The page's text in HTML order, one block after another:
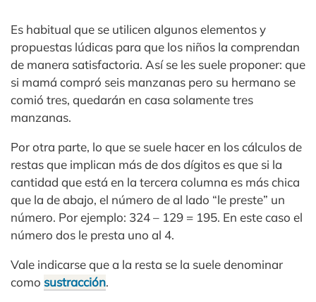
Es habitual que se utilicen algunos elementos y
propuestas lúdicas para que los niños la comprendan
de manera satisfactoria. Así se les suele proponer: que
si mamá compró seis manzanas pero su hermano se
comió tres, quedarán en casa solamente tres
manzanas.
Por otra parte, lo que se suele hacer en los cálculos de
restas que implican más de dos dígitos es que si la
cantidad que está en la tercera columna es más chica
que la de abajo, el número de al lado “le preste” un
número. Por ejemplo: 324 – 129 = 195. En este caso el
número dos le presta uno al 4.
Vale indicarse que a la resta se la suele denominar
como sustracción.